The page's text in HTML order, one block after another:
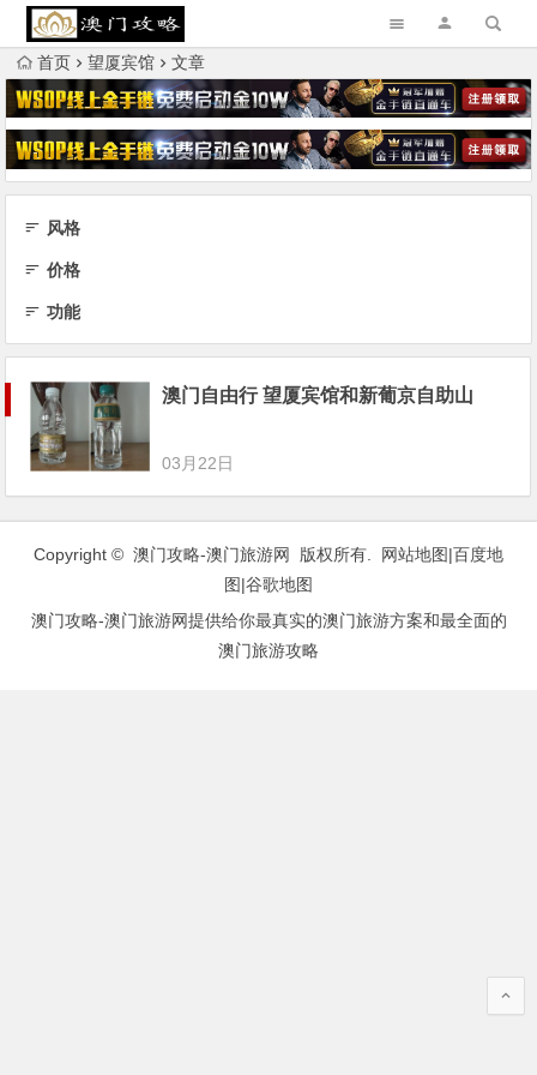
首页 望厦宾馆 文章
风格
价格
功能
澳门自由行 望厦宾馆和新葡京自助山
03月22日
Copyright © 澳门攻略-澳门旅游网 版权所有. 网站地图|百度地
图|谷歌地图
澳门攻略-澳门旅游网提供给你最真实的澳门旅游方案和最全面的
澳门旅游攻略